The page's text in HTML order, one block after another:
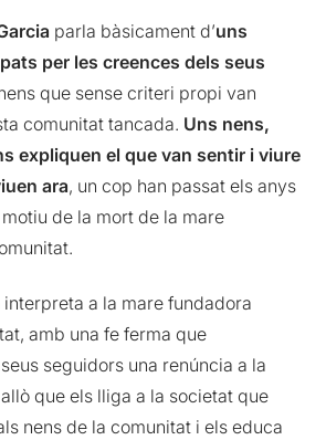
parla bàsicament d’uns
per les creences dels seus
que sense criteri propi van
comunitat tancada. Uns nens,
expliquen el que van sentir i viure
ara, un cop han passat els anys
de la mort de la mare
interpreta a la mare fundadora
amb una fe ferma que
seguidors una renúncia a la
que els lliga a la societat que
nens de la comunitat i els educa